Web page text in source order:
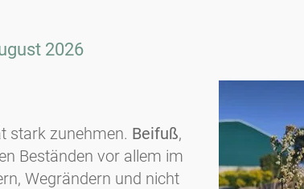
2026
stark zunehmen. Beifuß,
Beständen vor allem im
Wegrändern und nicht